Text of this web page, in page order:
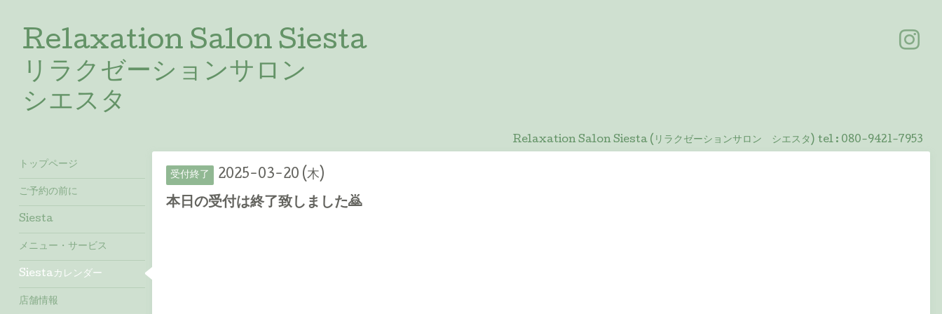
Relaxation Salon Siesta
リラクゼーションサロン
シエスタ
Relaxation Salon Siesta (リラクゼーションサロン シエスタ) tel : 080-9421-7953
受付終了 2025-03-20 (木)
本日の受付は終了致しました🙇
トップページ
ご予約の前に
Siesta
メニュー・サービス
Siestaカレンダー
店舗情報